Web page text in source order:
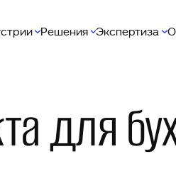
Решения Экспертиза
для